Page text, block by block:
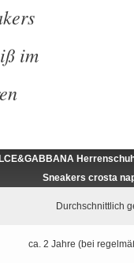
im
Sneakers crosta
Durchschnittlich
ca. 2 Jahre (bei